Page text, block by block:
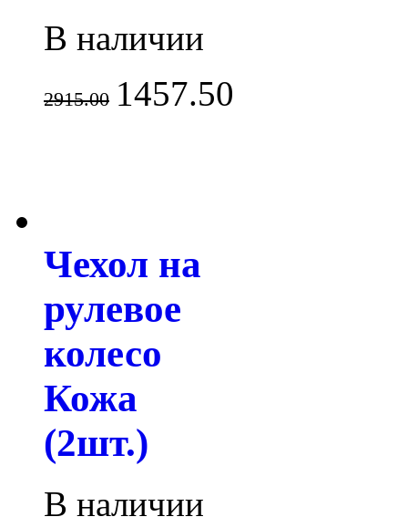
В наличии
2915.00 1457.50
Чехол на
рулевое
колесо
Кожа
(2шт.)
В наличии